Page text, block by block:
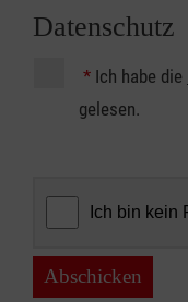
Datenschutz
* Ich habe die
gelesen.
Abschicken